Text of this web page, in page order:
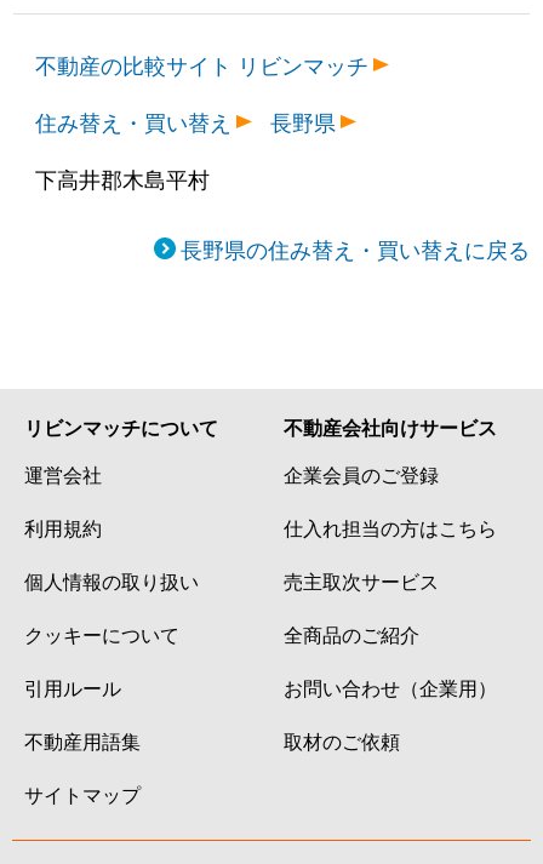
不動産の比較サイト リビンマッチ
住み替え・買い替え
長野県
下高井郡木島平村
長野県の住み替え・買い替えに戻る
リビンマッチについて
運営会社
利用規約
個人情報の取り扱い
クッキーについて
引用ルール
不動産用語集
サイトマップ
不動産会社向けサービス
企業会員のご登録
仕入れ担当の方はこちら
売主取次サービス
全商品のご紹介
お問い合わせ（企業用）
取材のご依頼